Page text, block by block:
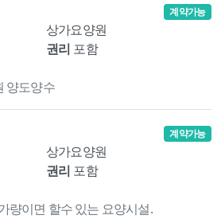
상가요양원
권리 포함
계약가능
양도양수
상가요양원
권리 포함
계약가능
량이면 할수 있는 요양시설.